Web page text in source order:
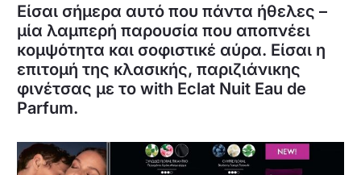
Είσαι σήμερα αυτό που πάντα ήθελες –
μία λαμπερή παρουσία που αποπνέει
κομψότητα και σοφιστικέ αύρα. Είσαι η
επιτομή της κλασικής, παριζιάνικης
φινέτσας με το with Eclat Nuit Eau de
Parfum.